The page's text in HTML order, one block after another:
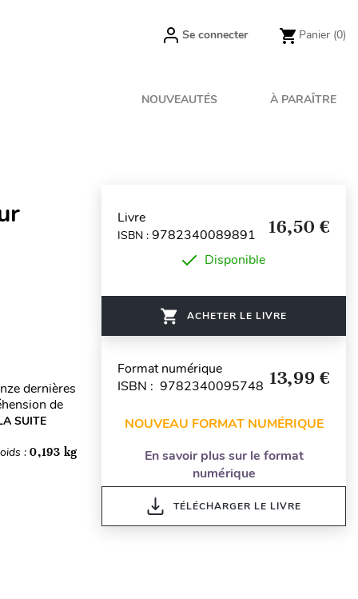
Se connecter Panier (0)
NOUVEAUTÉS À PARAÎTRE
dernières
de
SUITE
:0,193 kg
Livre
ISBN : 9782340089891 16,50 €
Disponible
ACHETER LE LIVRE
Format numérique
ISBN : 9782340095748 13,99 €
NOUVEAU FORMAT NUMÉRIQUE
En savoir plus sur le format
numérique
TÉLÉCHARGER LE LIVRE